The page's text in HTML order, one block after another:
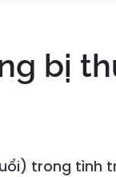
bị
trong tình